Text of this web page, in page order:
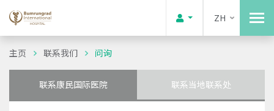
ZH
主页 联系我们 问询
联系康民国际医院 联系当地联系处